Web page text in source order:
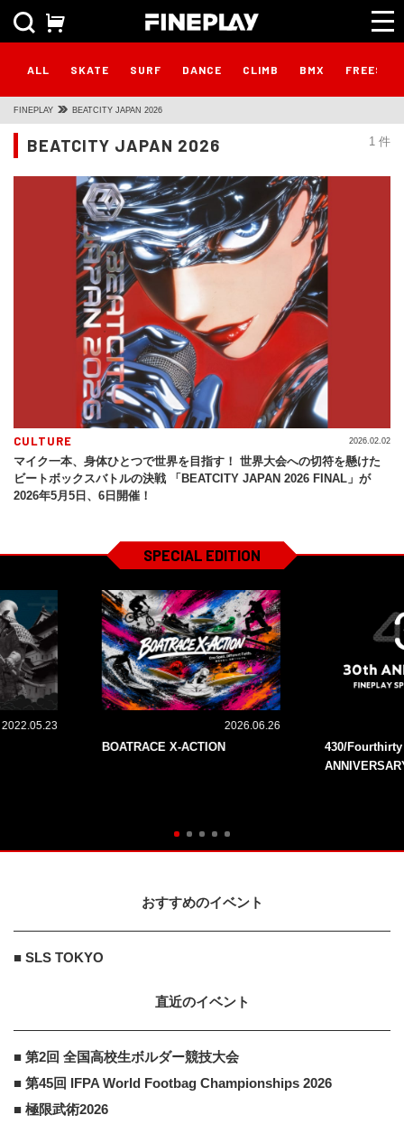
ALL SKATE SURF DANCE CLIMB BMX
FINEPLAY BEATCITY JAPAN 2026
1 件
BEATCITY JAPAN 2026
CULTURE
マイク一本、身体ひとつで世界を目指す！ 世界大会への切符を懸けた
ビートボックスバトルの決戦 「BEATCITY JAPAN 2026 FINAL」が
2026年5月5日、6日開催！
2026.02.02
SPECIAL EDITION
2022.05.23 2026.06.26
BOATRACE X-ACTION
430/
おすすめのイベント
■ SLS TOKYO
直近のイベント
■ 第2回 全国高校生ボルダー競技大会
■ 第45回 IFPA World Footbag Championships 2026
■ 極限武術2026